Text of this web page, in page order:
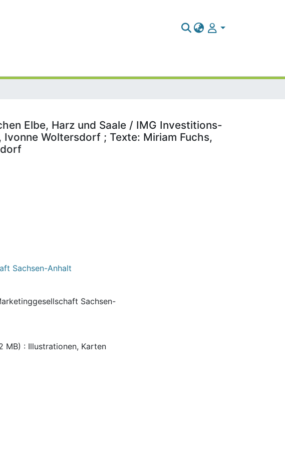
Elbe, Harz und Saale / IMG Investitions-
Woltersdorf ; Texte: Miriam Fuchs,
Sachsen-Anhalt
Sachsen-
MB) : Illustrationen, Karten